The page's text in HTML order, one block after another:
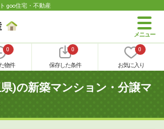
goo住宅・不動産
0
物件
0
保存した条件
0
お気に入り
)の新築マンション・分譲マ